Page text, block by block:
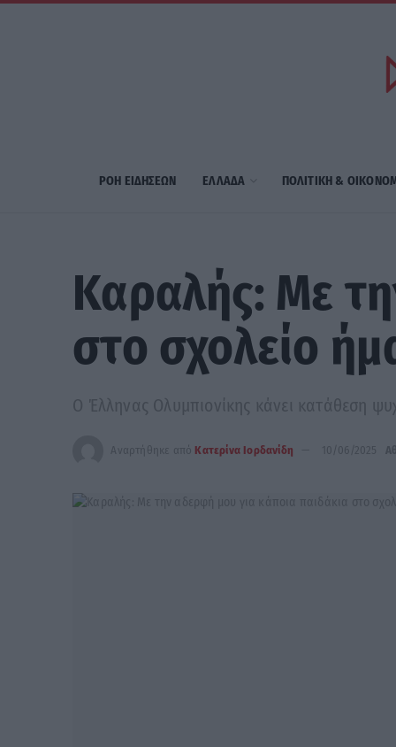
ΡΟΗ ΕΙΔΗΣΕΩΝ ΕΛΛΑΔΑ ΠΟΛΙΤΙΚΗ &
Καραλής: Με
στο σχολείο
Ο Έλληνας Ολυμπιονίκης κάνει κατάθεση
Αναρτήθηκε από Κατερίνα Ιορδανίδη 10/06/2025